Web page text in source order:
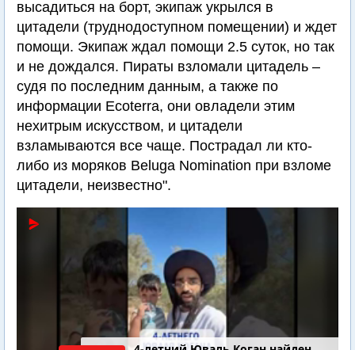
высадиться на борт, экипаж укрылся в
цитадели (труднодоступном помещении) и ждет
помощи. Экипаж ждал помощи 2.5 суток, но так
и не дождался. Пираты взломали цитадель –
судя по последним данным, а также по
информации Ecoterra, они овладели этим
нехитрым искусством, и цитадели
взламываются все чаще. Пострадал ли кто-
либо из моряков Beluga Nomination при взломе
цитадели, неизвестно".